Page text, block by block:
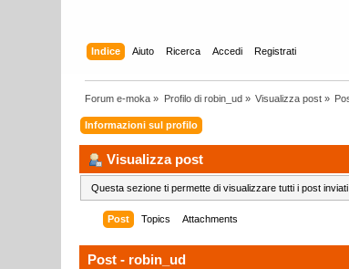
Indice Aiuto Ricerca Accedi Registrati
Forum e-moka » Profilo di robin_ud» Visualizza post »
Informazioni sul profilo
Visualizza post
Questa sezione ti permette di visualizzare tutti i post
Post Topics Attachments
Post - robin_ud